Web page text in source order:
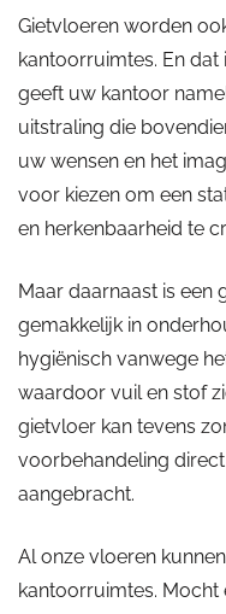
Gietvloeren worden
kantoorruimtes. En
geeft uw kantoor
uitstraling die
uw wensen en het
voor kiezen om een
en herkenbaarheid te
Maar daarnaast is
gemakkelijk in
hygiënisch vanwege
waardoor vuil en stof
gietvloer kan tevens
voorbehandeling
aangebracht.
Al onze vloeren
kantoorruimtes. Mocht